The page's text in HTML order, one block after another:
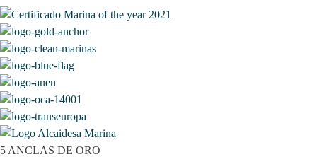
5 ANCLAS DE ORO